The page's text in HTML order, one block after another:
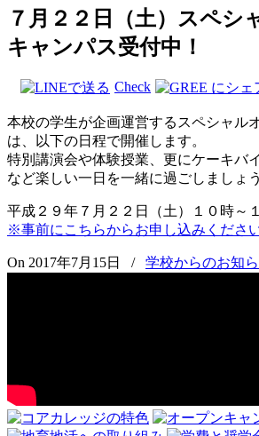
７月２２日（土）スペシ
キャンパス受付中！
Check
本校の学生が企画運営するスペシャル
は、以下の日程で開催します。
特別講演会や体験授業、更にケーキバ
など楽しい一日を一緒に過ごしましょ
平成２９年７月２２日（土）１０時～
※事前にこちらからお申し込みください
On 2017年7月15日 / 学校からのお知